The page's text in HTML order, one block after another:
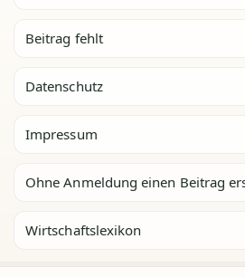
Beitrag fehlt
Datenschutz
Impressum
Ohne Anmeldung einen Beitrag
Wirtschaftslexikon